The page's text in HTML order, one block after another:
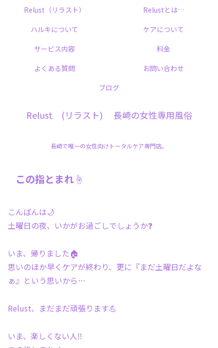
Relust (リラスト) 長崎の女性専用風俗
長崎で唯一の女性向けトータルケア専門店。
Relust（リラスト）
Relustとは…
ハルキについて
ケアについて
サービス内容
料金
よくある質問
お問い合わせ
ブログ
この指とまれ☝
こんばんは🌙
土曜日の夜、いかがお過ごしでしょうか❓
いま、帰りました🏠
思いのほか早くケアが終わり、更に『まだ土曜日だよな
ぁ』という思いから…
Relust、まだまだ頑張ります💪
いま、楽しくない人‼️